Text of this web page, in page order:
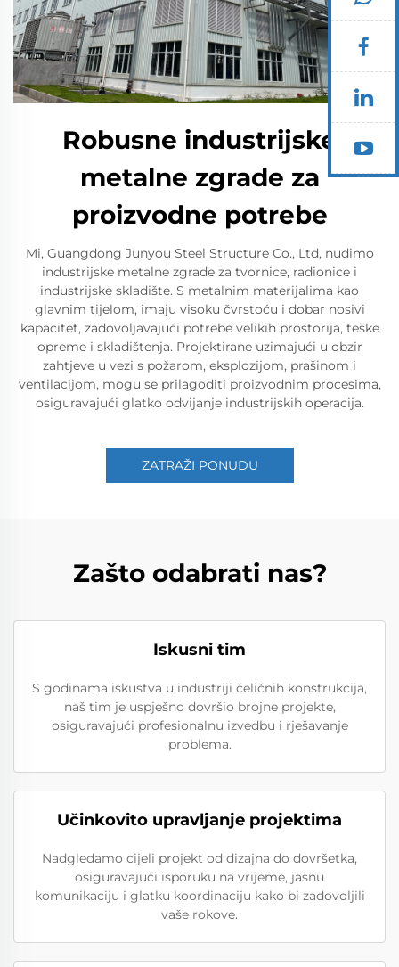
Robusne industrijske
metalne zgrade za
proizvodne potrebe
Mi, Guangdong Junyou Steel Structure Co., Ltd, nudimo
industrijske metalne zgrade za tvornice, radionice i
industrijske skladište. S metalnim materijalima kao
glavnim tijelom, imaju visoku čvrstoću i dobar nosivi
kapacitet, zadovoljavajući potrebe velikih prostorija, teške
opreme i skladištenja. Projektirane uzimajući u obzir
zahtjeve u vezi s požarom, eksplozijom, prašinom i
ventilacijom, mogu se prilagoditi proizvodnim procesima,
osiguravajući glatko odvijanje industrijskih operacija.
ZATRAŽI PONUDU
Zašto odabrati nas?
Iskusni tim
S godinama iskustva u industriji čeličnih konstrukcija,
naš tim je uspješno dovršio brojne projekte,
osiguravajući profesionalnu izvedbu i rješavanje
problema.
Učinkovito upravljanje projektima
Nadgledamo cijeli projekt od dizajna do dovršetka,
osiguravajući isporuku na vrijeme, jasnu
komunikaciju i glatku koordinaciju kako bi zadovoljili
vaše rokove.